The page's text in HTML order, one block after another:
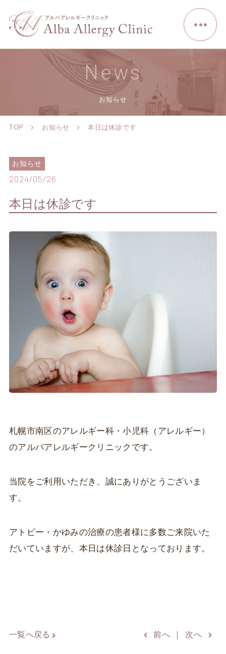
News
お知らせ
TOP お知らせ 本日は休診です
お知らせ
2024/05/26
本日は休診です
札幌市南区のアレルギー科・小児科（アレルギー）
のアルバアレルギークリニックです。
当院をご利用いただき、誠にありがとうございま
す。
アトピー・かゆみの治療の患者様に多数ご来院いた
だいていますが、本日は休診日となっております。
一覧へ戻る 前へ 次へ